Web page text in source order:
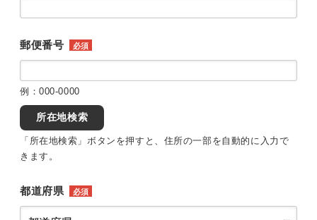
郵便番号 必須
例：000-0000
所在地検索
「所在地検索」ボタンを押すと、住所の一部を自動的に入力で
きます。
都道府県 必須